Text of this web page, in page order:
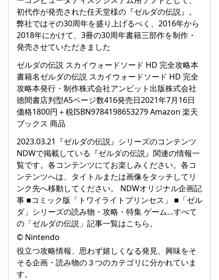
初代作が発売された任天堂様の『ゼルダの伝説』。
弊社ではその30周年を盛り上げるべく、2016年から
2018年にかけて、3冊の30周年書籍三部作を制作・
発売させていただきました
ゼルダの伝説 スカイウォードソード HD 完全攻略本
書籍名ゼルダの伝説 スカイウォードソード HD 完全
攻略本発行・制作株式会社アンビット出版株式会社
徳間書店判型A5ページ数416発売日2021年7月16日
価格1800円＋税ISBN9784198653279 Amazon 楽天
ブックス 商品
2023.03.21『ゼルダの伝説』シリーズのコンテンツ
NDWで掲載している『ゼルダの伝説』関連の情報一
覧です。各コンテンツにてお楽しみください。各コ
ンテンツへは、タイトルまたは画像をタッチしてリ
ンク先へ移動してください。 NDWオリジナル企画記
事 ■コミック版「トワイライトプリンセス」 ■「ゼル
ダ」シリーズの読み物・攻略・特集 ゲーム…すべて
の「ゼルダの伝説」記事一覧はこちら。
© Nintendo
役立つ攻略情報、思わず嬉しくなる発見、興味をそ
そる企画・読み物の３つのカテゴリに分かれていま
す。